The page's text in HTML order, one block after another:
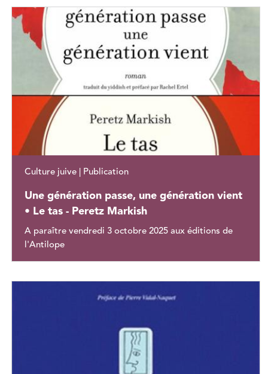
Culture juive | Publication
Une génération passe, une génération vient
• Le tas - Peretz Markish
A paraître vendredi 3 octobre 2025 aux éditions de
l'Antilope